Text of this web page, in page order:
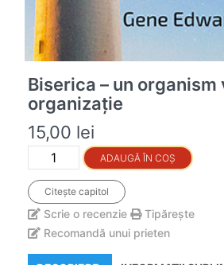
Biserica – un organism
organizație
15,00 lei
Quantity ADAUGĂ ÎN COȘ
Citește capitol
Scrie o recenzie
Tipărește
Recomandă unui prieten